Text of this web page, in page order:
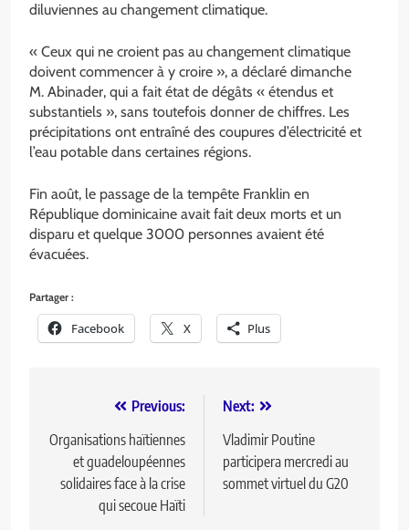
diluviennes au changement climatique.
« Ceux qui ne croient pas au changement climatique
doivent commencer à y croire », a déclaré dimanche
M. Abinader, qui a fait état de dégâts « étendus et
substantiels », sans toutefois donner de chiffres. Les
précipitations ont entraîné des coupures d’électricité et
l’eau potable dans certaines régions.
Fin août, le passage de la tempête Franklin en
République dominicaine avait fait deux morts et un
disparu et quelque 3000 personnes avaient été
évacuées.
Partager :
Facebook X Plus
Previous:
Organisations haïtiennes
et guadeloupéennes
solidaires face à la crise
qui secoue Haïti
Next:
Vladimir Poutine
participera mercredi au
sommet virtuel du G20